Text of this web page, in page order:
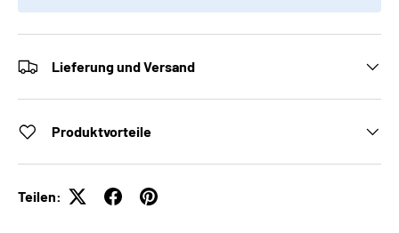
Lieferung und Versand
Produktvorteile
Teilen: